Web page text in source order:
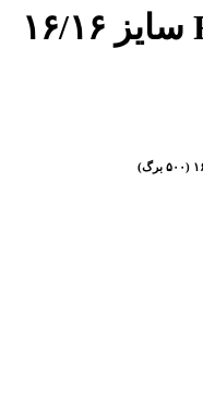
ورق طلا چینی FRM سایز ۱۶/۱۶